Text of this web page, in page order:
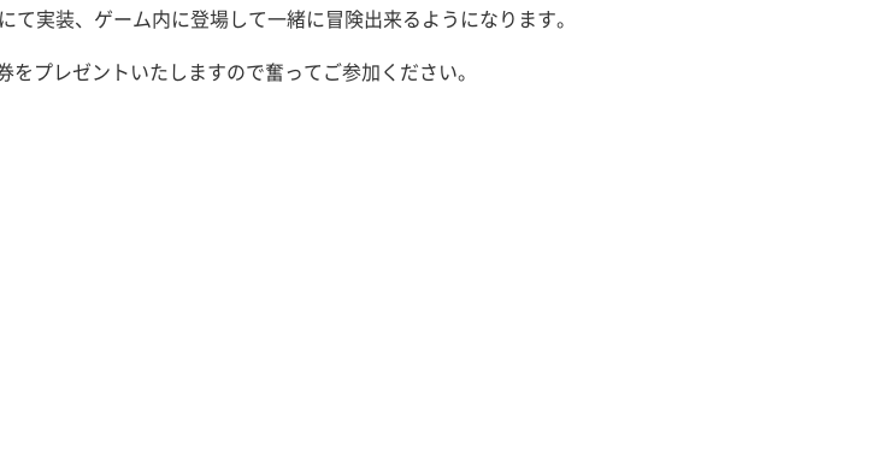
実装、ゲーム内に登場して一緒に冒険出来るようになります。
プレゼントいたしますので奮ってご参加ください。